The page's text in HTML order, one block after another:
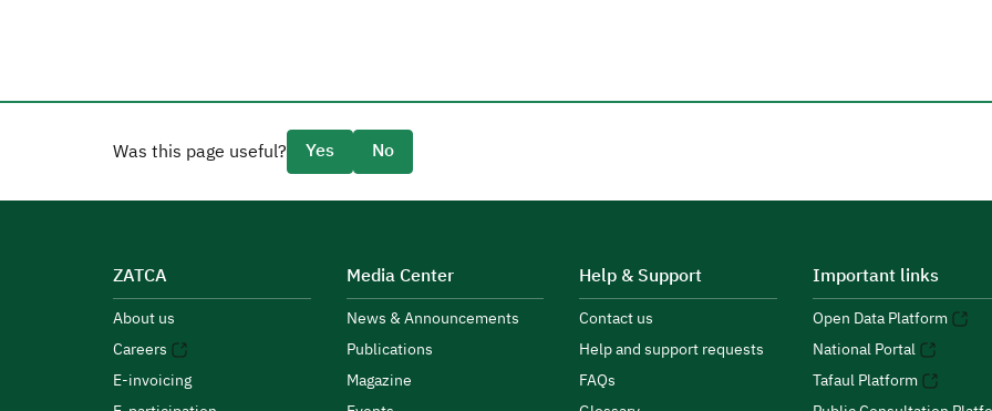
Was this page useful? Yes No
ZATCA
About us
Careers
E-invoicing
Media Center
News & Announcements
Publications
Magazine
Help & Support
Contact us
Help and support requests
FAQs
Important links
Open Data Platform
National Portal
Tafaul Platform